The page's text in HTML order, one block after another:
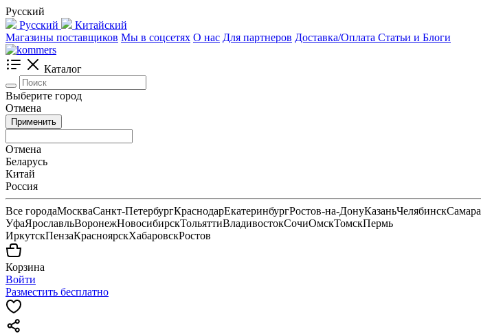
Русский
Русский
Китайский
Магазины поставщиков Мы в соцсетях О нас Для партнеров Доставка/Оплата Статьи и Блоги
Каталог
Выберите город
Отмена
Применить
Отмена
Беларусь
Китай
Россия
Все городаМоскваСанкт-ПетербургКраснодарЕкатеринбургРостов-на-ДонуКазаньЧелябинскСамара
УфаЯрославльВоронежНовосибирскТольяттиВладивостокСочиОмскТомскПермь
ИркутскПензаКрасноярскХабаровскРостов
Корзина
Войти
Разместить бесплатно